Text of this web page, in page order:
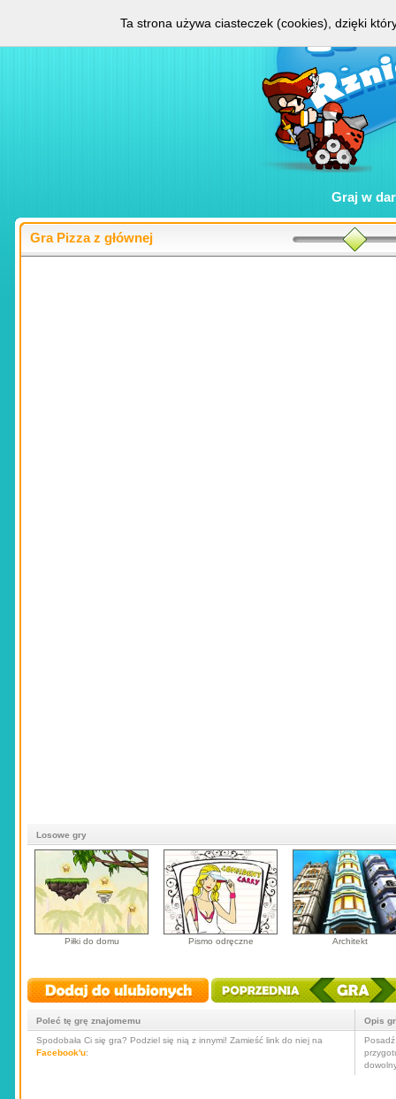
Graj w
Gra Pizza z głównej
Losowe gry
Piłki do domu Pismo odręczne Architekt
Poleć tę grę znajomemu
Spodobała Ci się gra? Podziel się nią z innymi! Zamieść link do niej na
Facebook'u:
Opis
Ta strona używa ciasteczek (cookies), dzięki